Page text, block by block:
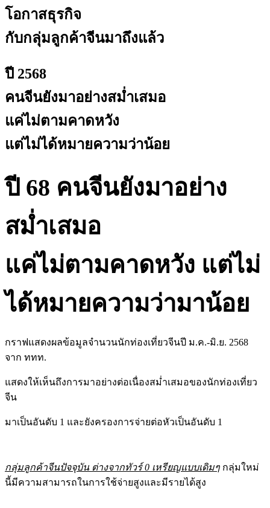
โอกาสธุรกิจ
กับกลุ่มลูกค้าจีนมาถึงแล้ว
ปี 2568
คนจีนยังมาอย่างสม่ำเสมอ
แค่ไม่ตามคาดหวัง
แต่ไม่ได้หมายความว่าน้อย
ปี 68 คนจีนยังมาอย่าง
สม่ำเสมอ
แค่ไม่ตามคาดหวัง แต่ไม่
ได้หมายความว่ามาน้อย
กราฟแสดงผลข้อมูลจำนวนนักท่องเที่ยวจีนปี ม.ค.-มิ.ย. 2568
จาก ททท.
แสดงให้เห็นถึงการมาอย่างต่อเนื่องสม่ำเสมอของนักท่องเที่ยว
จีน
มาเป็นอันดับ 1 และยังครองการจ่ายต่อหัวเป็นอันดับ 1
กลุ่มลูกค้าจีนปัจจุบัน ต่างจากทัวร์ 0 เหรียญแบบเดิมๆ กลุ่มใหม่
นี้มีความสามารถในการใช้จ่ายสูงและมีรายได้สูง